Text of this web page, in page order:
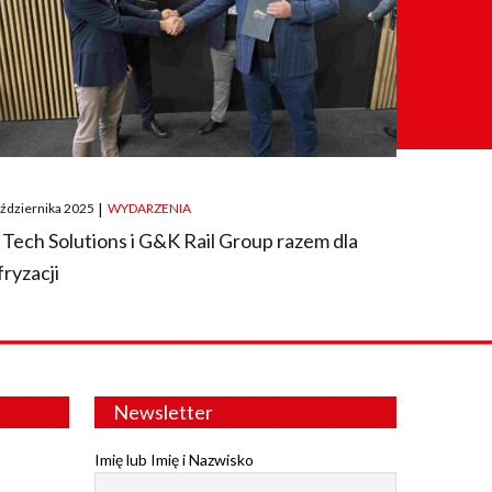
2025 | WYDARZENIA
Tech Solutions i G&K Rail Group razem dla
Newsletter
Imię lub Imię i Nazwisko